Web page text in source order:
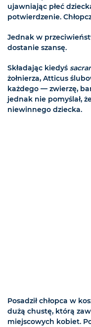
ujawniając płeć
potwierdzenie.
Jednak w
dostanie szansę.
Składając kiedyś
żołnierza, Atticus
każdego — zwierzę,
jednak nie pomyślał,
niewinnego dziecka.
Posadził chłopca w
dużą chustę, którą
miejscowych kobiet.